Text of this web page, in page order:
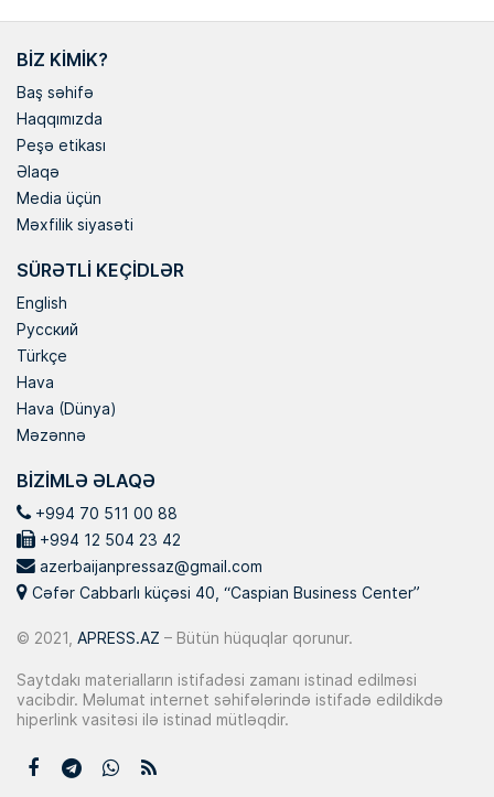
BIZ KIMIK?
Baş səhifə
Haqqımızda
Peşə etikası
Əlaqə
Media üçün
Məxfilik siyasəti
SÜRƏTLI KEÇIDLƏR
English
Русский
Türkçe
Hava
Hava (Dünya)
Məzənnə
BIZIMLƏ ƏLAQƏ
+994 70 511 00 88
+994 12 504 23 42
azerbaijanpressaz@gmail.com
Cəfər Cabbarlı küçəsi 40, “Caspian Business Center”
© 2021, APRESS.AZ – Bütün hüquqlar qorunur.
Saytdakı materialların istifadəsi zamanı istinad edilməsi
vacibdir. Məlumat internet səhifələrində istifadə edildikdə
hiperlink vasitəsi ilə istinad mütləqdir.